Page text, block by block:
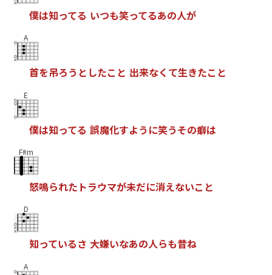
僕は知ってる いつも笑ってるあの人が
A
首を吊ろう と したこ と 出来なく て生きたこ と
E
僕は知ってる 誤魔化すよう に笑うその癖は
F#m
怒鳴られた トラウマが未だに消えないこ と
D
知っているさ 大嫌いなあの人らも昔ね
A